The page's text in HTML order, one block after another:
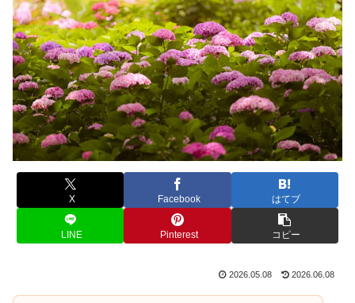
X Facebook はてブ
LINE Pinterest コピー
2026.05.08 2026.06.08